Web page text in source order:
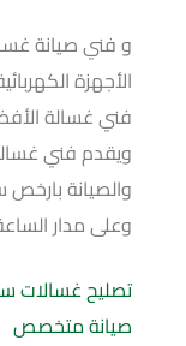
و فني صيانة
الأجهزة
فني غسالة
ويقدم فني
والصيانة
وعلى مدار
تصليح غسالات
صيانة متخصص